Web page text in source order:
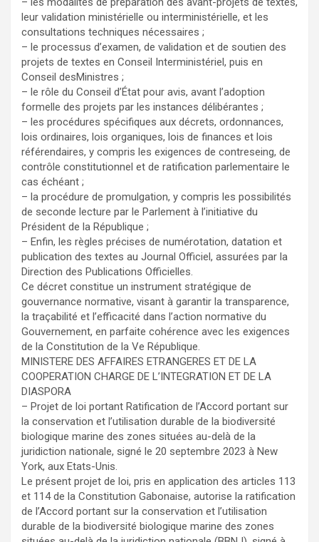
leur validation ministérielle ou interministérielle, et les
consultations techniques nécessaires ;
– le processus d’examen, de validation et de soutien des
projets de textes en Conseil Interministériel, puis en
Conseil desMinistres ;
– le rôle du Conseil d’État pour avis, avant l’adoption
formelle des projets par les instances délibérantes ;
– les procédures spécifiques aux décrets, ordonnances,
lois ordinaires, lois organiques, lois de finances et lois
référendaires, y compris les exigences de contreseing, de
contrôle constitutionnel et de ratification parlementaire le
cas échéant ;
– la procédure de promulgation, y compris les possibilités
de seconde lecture par le Parlement à l’initiative du
Président de la République ;
– Enfin, les règles précises de numérotation, datation et
publication des textes au Journal Officiel, assurées par la
Direction des Publications Officielles.
Ce décret constitue un instrument stratégique de
gouvernance normative, visant à garantir la transparence,
la traçabilité et l’efficacité dans l’action normative du
Gouvernement, en parfaite cohérence avec les exigences
de la Constitution de la Ve République.
MINISTERE DES AFFAIRES ETRANGERES ET DE LA
COOPERATION CHARGE DE L’INTEGRATION ET DE LA
DIASPORA
– Projet de loi portant Ratification de l’Accord portant sur
la conservation et l’utilisation durable de la biodiversité
biologique marine des zones situées au-delà de la
juridiction nationale, signé le 20 septembre 2023 à New
York, aux Etats-Unis.
Le présent projet de loi, pris en application des articles 113
et 114 de la Constitution Gabonaise, autorise la ratification
de l’Accord portant sur la conservation et l’utilisation
durable de la biodiversité biologique marine des zones